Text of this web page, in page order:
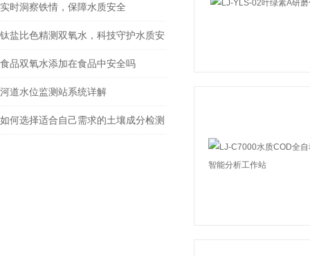
让粘度检测更聪明
实时洞察铁情，保障水质安全
钛盐比色精测双氧水，科技守护水质安
全
食品双氧水添加在食品中安全吗
河道水位监测站系统详解
如何选择适合自己需求的土壤成分检测